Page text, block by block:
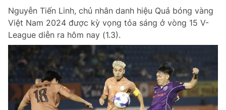
Nguyễn Tiến Linh, chủ nhân danh hiệu Quả bóng vàng
Việt Nam 2024 được kỳ vọng tỏa sáng ở vòng 15 V-
League diễn ra hôm nay (1.3).